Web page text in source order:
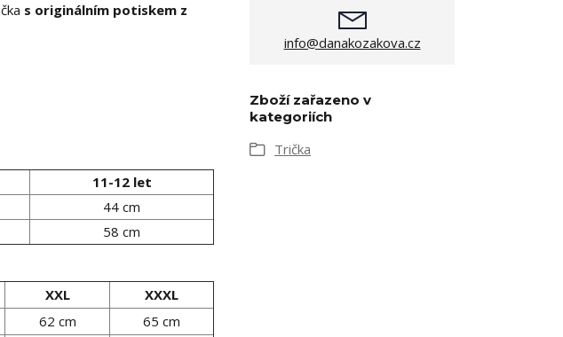
s originálním potiskem z
11-12 let
44 cm
58 cm
XXL
XXXL
62 cm
65 cm
info@danakozakova.cz
Zboží zařazeno v
kategoriích
Trička